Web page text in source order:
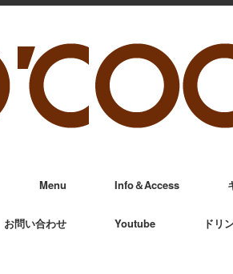
Menu Info＆Access
お問い合わせ Youtube ドリ